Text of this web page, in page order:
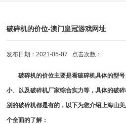
破碎机的价位-澳门皇冠游戏网址
发布日期：2021-05-07 点击次数：
破碎机的价位主要是看破碎机具体的型
小、以及破碎机厂家综合实力等，具体的破
别的破碎机都是有的，以下为您介绍上海山
个全面的了解：